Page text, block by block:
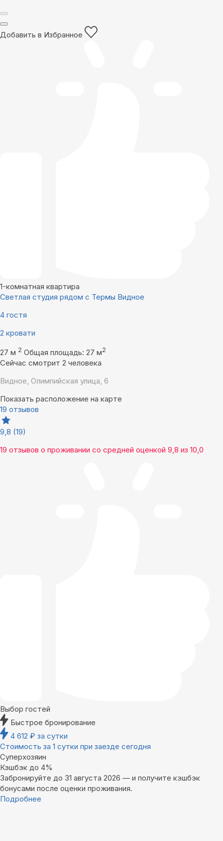
Добавить в Избранное
1-комнатная квартира
Светлая студия рядом с Термы Видное
4 гостя
2 кровати
27 м 2 Общая площадь: 27 м2
Сейчас смотрит 2 человека
Видное, Олимпийская улица, 6
Показать расположение на карте
19 отзывов
9,8 (19)
19 отзывов о проживании со средней оценкой 9,8 из 10,0
Выбор гостей
Быстрое бронирование
4 612 ₽ за сутки
Стоимость за 1 сутки при заезде сегодня
Суперхозяин
Кэшбэк до 4%
Забронируйте до 31 августа 2026 — и получите кэшбэк
бонусами после оценки проживания.
Подробнее